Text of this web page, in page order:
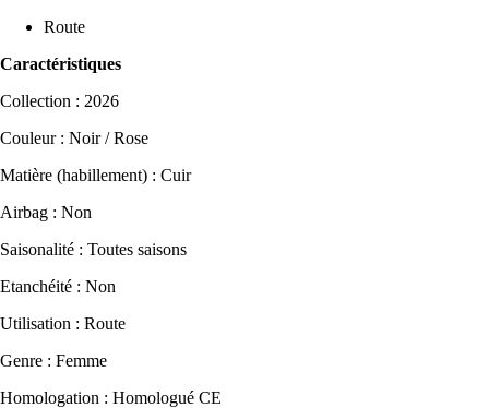
Route
Caractéristiques
Collection : 2026
Couleur : Noir / Rose
Matière (habillement) : Cuir
Airbag : Non
Saisonalité : Toutes saisons
Etanchéité : Non
Utilisation : Route
Genre : Femme
Homologation : Homologué CE